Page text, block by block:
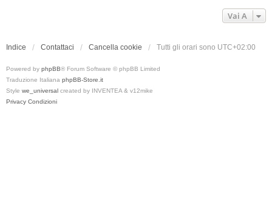
Vai A
Indice Contattaci Cancella cookie Tutti gli orari sono UTC+02:00
Powered by phpBB® Forum Software © phpBB Limited
Traduzione Italiana phpBB-Store.it
Style we_universal created by INVENTEA & v12mike
Privacy Condizioni